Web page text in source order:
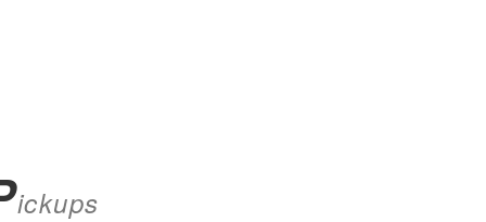
ickups